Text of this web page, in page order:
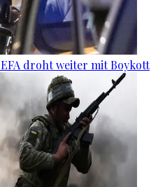
droht weiter mit Boykott